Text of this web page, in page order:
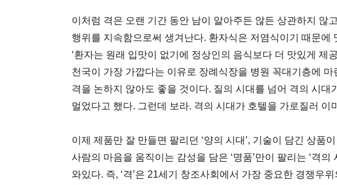
이처럼 격은 오랜 기간 동안 남이 알아주든 않든 상관하지 않
행위를 지속함으로써 생겨난다. 환자식은 저염식이기 때문에
‘환자는 원래 입맛이 없기에 정상인의 음식보다 더 맛있게 제
천국이 가장 가깝다는 이유로 장례식장을 병원 꼭대기층에
격을 논하지 않아도 좋을 것이다. 질의 시대를 넘어 격의 시대
멀었다고 했다. 그런데 보라. 격의 시대가 호텔을 가로질러 이
이제 제품만 잘 만들면 팔리던 ‘양의 시대’, 기술이 담긴 상품
사람의 마음을 움직이는 감성을 담은 ‘명품’만이 팔리는 ‘격의
와있다. 즉, ‘격’은 21세기 창조사회에서 가장 중요한 경쟁우